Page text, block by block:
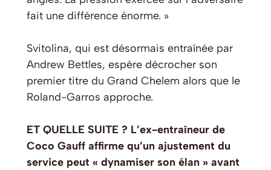
fait une différence énorme. »
Svitolina, qui est désormais entraînée par
Andrew Bettles, espère décrocher son
premier titre du Grand Chelem alors que le
Roland-Garros approche.
ET QUELLE SUITE ? L’ex-entraîneur de
Coco Gauff affirme qu’un ajustement du
service peut « dynamiser son élan » avant